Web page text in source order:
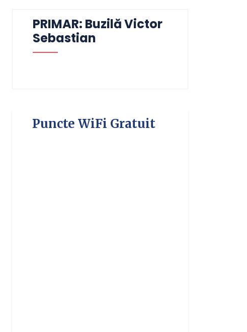
PRIMAR: Buzilă Victor
Sebastian
Puncte WiFi Gratuit